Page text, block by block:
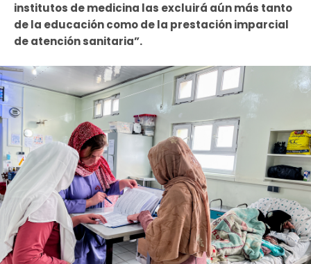
institutos de medicina las excluirá aún más tanto
de la educación como de la prestación imparcial
de atención sanitaria”.